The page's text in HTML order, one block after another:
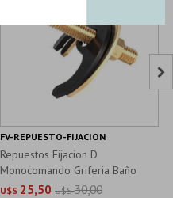
Repuestos Fijacion D
Monocomando Griferia Baño
U$S 25,50 U$S 30,00
FV-REPUESTO-FIJACION
